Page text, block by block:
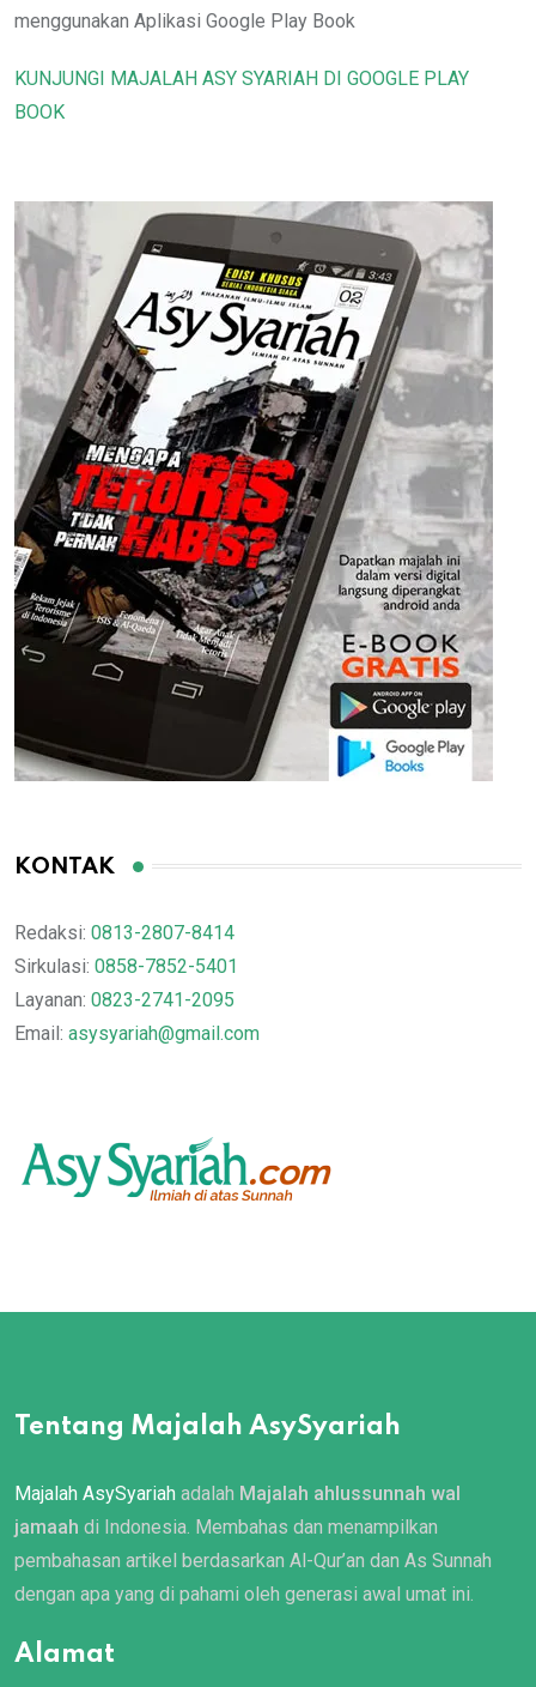
menggunakan Aplikasi Google Play Book
KUNJUNGI MAJALAH ASY SYARIAH DI GOOGLE PLAY
BOOK
KONTAK
Redaksi: 0813-2807-8414
Sirkulasi: 0858-7852-5401
Layanan: 0823-2741-2095
Email: asysyariah@gmail.com
Tentang Majalah AsySyariah
Majalah AsySyariah adalah Majalah ahlussunnah wal
jamaah di Indonesia. Membahas dan menampilkan
pembahasan artikel berdasarkan Al-Qur’an dan As Sunnah
dengan apa yang di pahami oleh generasi awal umat ini.
Alamat